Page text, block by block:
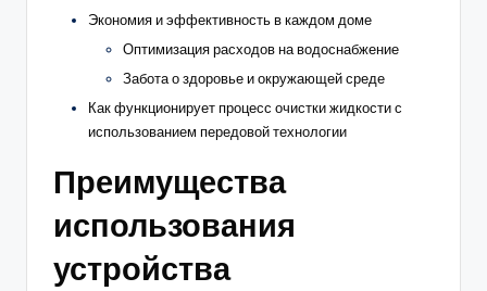
Экономия и эффективность в каждом доме
Оптимизация расходов на водоснабжение
Забота о здоровье и окружающей среде
Как функционирует процесс очистки жидкости с
использованием передовой технологии
Преимущества
использования
устройства